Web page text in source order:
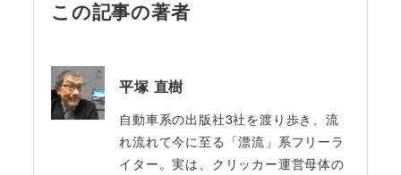
この記事の著者
平塚 直樹
自動車系の出版社3社を渡り歩き、流
れ流れて今に至る「漂流」系フリーラ
イター。実は、クリッカー運営母体の